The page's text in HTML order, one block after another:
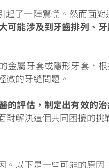
了一陣驚慌。然而面
可能涉及到牙齒排列、
金屬牙套或隱形牙套，
微的牙縫問題。
的評估，制定出有效的
解決這個共同困擾的挑
以下是一些可能的原因：